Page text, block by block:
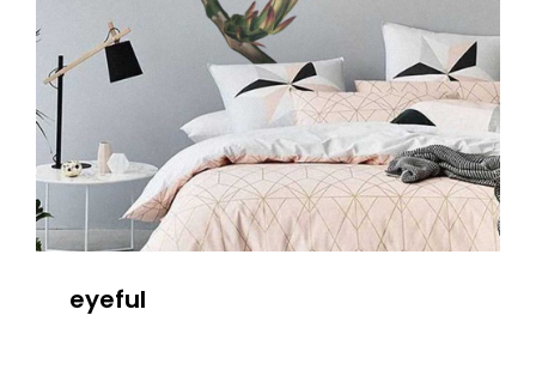
eyeful